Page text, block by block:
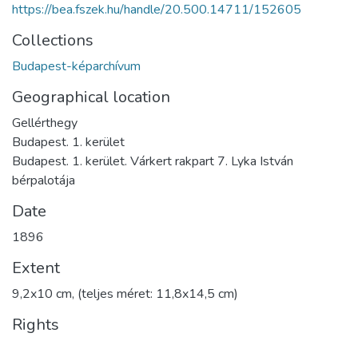
https://bea.fszek.hu/handle/20.500.14711/152605
Collections
Budapest-képarchívum
Geographical location
Gellérthegy
Budapest. 1. kerület
Budapest. 1. kerület. Várkert rakpart 7. Lyka István
bérpalotája
Date
1896
Extent
9,2x10 cm, (teljes méret: 11,8x14,5 cm)
Rights